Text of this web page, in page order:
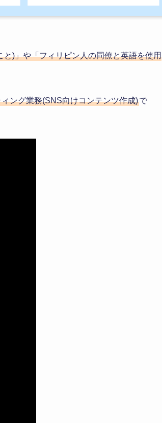
)」や「フィリピン人の同僚と英語を使用
ング業務(SNS向けコンテンツ作成)で